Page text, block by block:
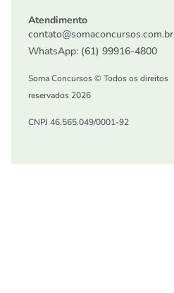
Atendimento
contato@somaconcursos.com.br
WhatsApp: (61) 99916-4800
Soma Concursos © Todos os direitos
reservados 2026
CNPJ 46.565.049/0001-92